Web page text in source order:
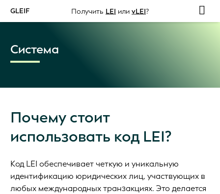
GLEIF Получить LEI или vLEI?
Система
Почему стоит
использовать код LEI?
Код LEI обеспечивает четкую и уникальную
идентификацию юридических лиц, участвующих в
любых международных транзакциях. Это делается